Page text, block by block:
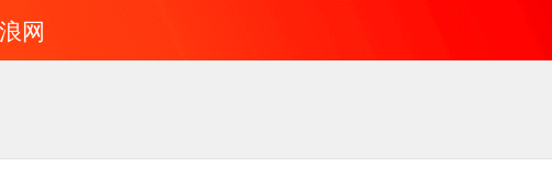
网